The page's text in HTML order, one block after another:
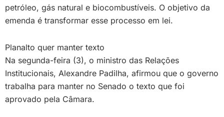
petróleo, gás natural e biocombustíveis. O objetivo da
emenda é transformar esse processo em lei.
Planalto quer manter texto
Na segunda-feira (3), o ministro das Relações
Institucionais, Alexandre Padilha, afirmou que o governo
trabalha para manter no Senado o texto que foi
aprovado pela Câmara.